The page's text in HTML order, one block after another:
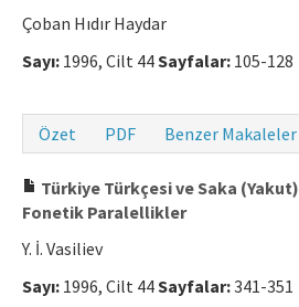
Çoban Hıdır Haydar
Sayı: 1996, Cilt 44Sayfalar: 105-128
Özet
PDF Benzer Makaleler
Türkiye Türkçesi ve Saka
Fonetik Paralellikler
Y. İ. Vasiliev
Sayı: 1996, Cilt 44Sayfalar:341-351